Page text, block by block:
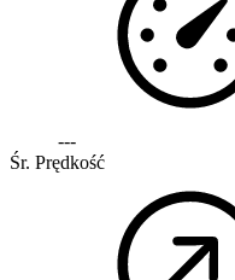
---
Śr. Prędkość